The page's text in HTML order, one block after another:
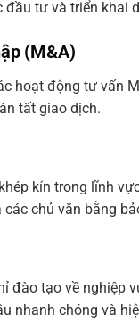
tư và triển khai
(M&A)
hoạt động tư vấn
tất giao dịch.
kín trong lĩnh
chủ văn bằng
đào tạo về nghiệp
nhanh chóng và